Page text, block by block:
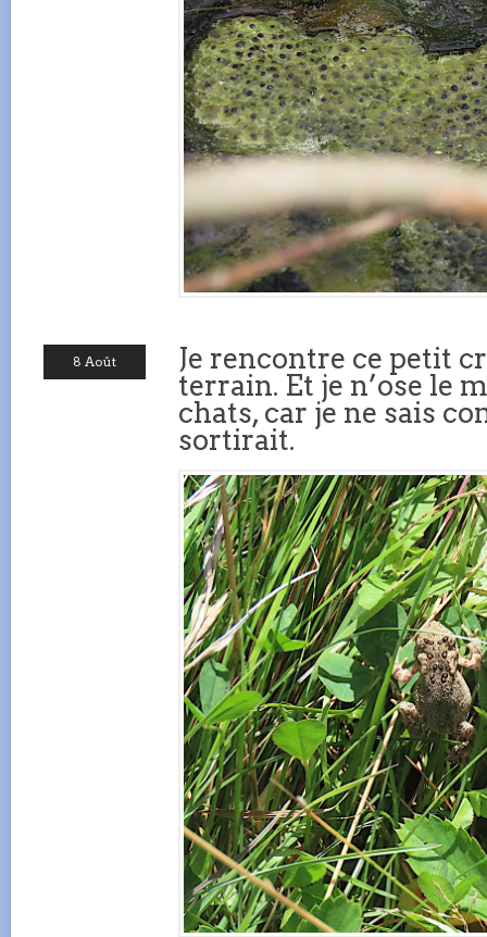
8 Août
Je rencontre ce petit
terrain. Et je n’ose le
chats, car je ne sais
sortirait.